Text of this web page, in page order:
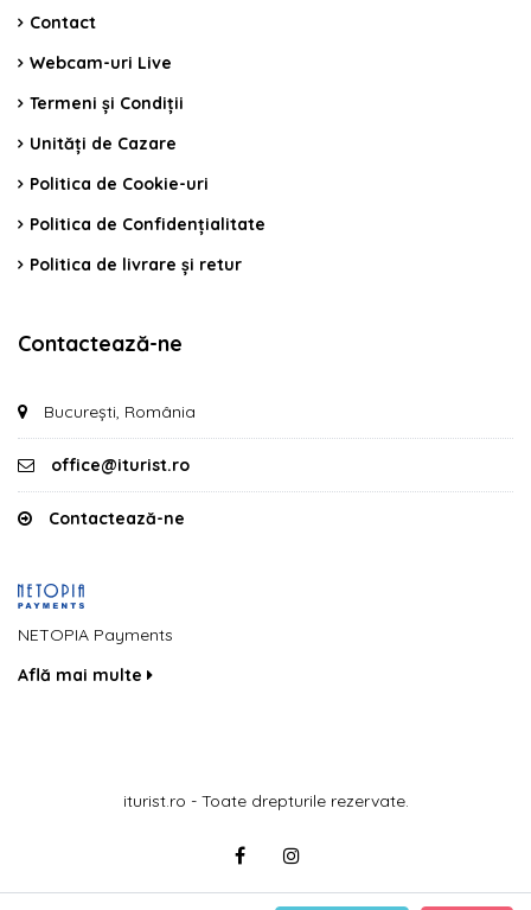
Contact
Webcam-uri Live
Termeni și Condiții
Unități de Cazare
Politica de Cookie-uri
Politica de Confidențialitate
Politica de livrare și retur
Contactează-ne
București, România
office@iturist.ro
Contactează-ne
NETOPIA Payments
Află mai multe
iturist.ro - Toate drepturile rezervate.